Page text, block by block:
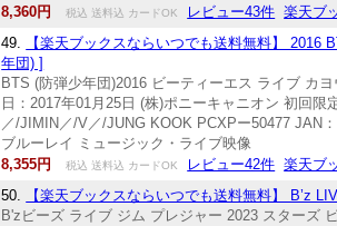
8,360円
税込 送料込 カードOK レビュー43件 楽天ブ
49.
【楽天ブックスならいつでも送料無料】
年団) ]
BTS (防弾少年団)2016 ビーティーエス ライブ カ
日：2017年01月25日 (株)ポニーキャニオン 初回
／/JIMIN／/V／/JUNG KOOK PCXPー50477 JAN
ブルーレイ ミュージック・ライブ映像
8,355円
税込 送料込 カードOK レビュー42件 楽天ブ
50.
【楽天ブックスならいつでも送料無料】 B’z
B'zビーズ ライブ ジム プレジャー 2023 スターズ